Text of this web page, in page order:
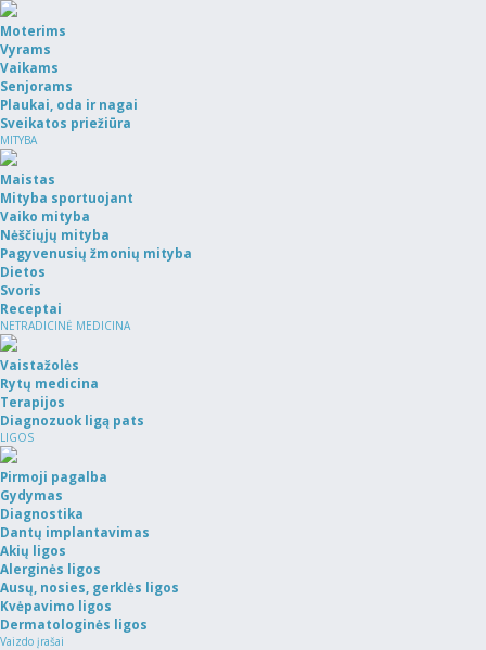
Moterims
Vyrams
Vaikams
Senjorams
Plaukai, oda ir nagai
Sveikatos priežiūra
MITYBA
Maistas
Mityba sportuojant
Vaiko mityba
Nėščiųjų mityba
Pagyvenusių žmonių mityba
Dietos
Svoris
Receptai
NETRADICINĖ MEDICINA
Vaistažolės
Rytų medicina
Terapijos
Diagnozuok ligą pats
LIGOS
Pirmoji pagalba
Gydymas
Diagnostika
Dantų implantavimas
Akių ligos
Alerginės ligos
Ausų, nosies, gerklės ligos
Kvėpavimo ligos
Dermatologinės ligos
Vaizdo įrašai